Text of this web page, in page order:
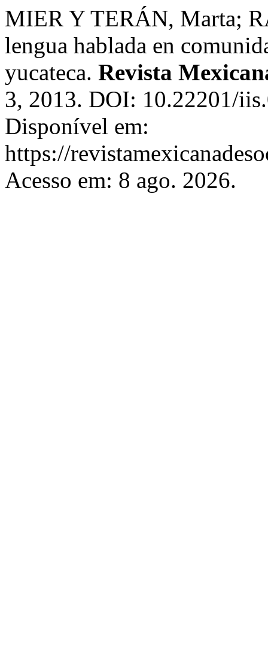
MIER Y TERÁN, Marta;
lengua hablada en
yucateca. Revista
3, 2013. DOI: 10.22201/
Disponível em:
https://
Acesso em: 8 ago. 2026.